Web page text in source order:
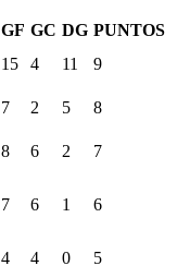
GF GC DG PUNTOS
15 4 11 9
7 2 5 8
8 6 2 7
7 6 1 6
4 4 0
5